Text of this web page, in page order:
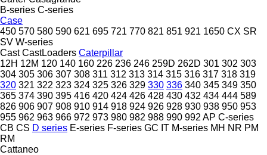
B-series C-series
Case
450 570 580 590 621 695 721 770 821 851 921 1650 CX SR
SV W-series
Cast CastLoaders Caterpillar
12H 12M 120 140 160 226 236 246 259D 262D 301 302 303
304 305 306 307 308 311 312 313 314 315 316 317 318 319
320 321 322 323 324 325 326 329 330 336 340 345 349 350
365 374 390 395 416 420 424 426 428 430 432 434 444 589
826 906 907 908 910 914 918 924 926 928 930 938 950 953
955 962 963 966 972 973 980 982 988 990 992 AP C-series
CB CS D series E-series F-series GC IT M-series MH NR PM
RM
Cattaneo